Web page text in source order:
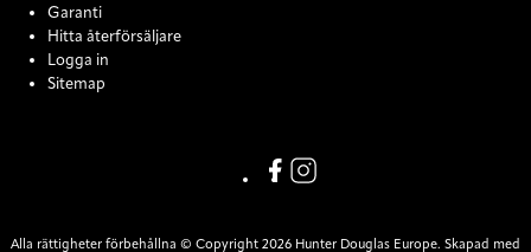
Garanti
Hitta återförsäljare
Logga in
Sitemap
Link missing Display text from
Link missing Display text
Alla rättigheter förbehållna © Copyright 2026 Hunter Douglas Europe. Skapad med